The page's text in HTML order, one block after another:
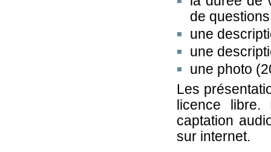
de
une
une
une photo
Les
licence libre.
captation
sur internet.